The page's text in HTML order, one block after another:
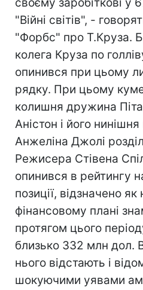
"Війні світів", -
"Форбс" про Т.Круза.
колега Круза по
опинився при цьому
рядку. При цьому
колишня дружина
Аністон і його
Анжеліна Джолі
Режисера Стівена
опинився в рейтингу
позиції, відзначено
фінансовому плані
протягом цього
близько 332 млн дол.
нього відстають і
шокуючими уявами